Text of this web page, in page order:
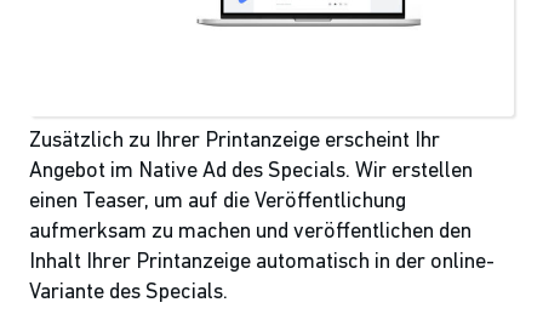
Zusätzlich zu Ihrer Printanzeige erscheint Ihr
Angebot im Native Ad des Specials. Wir erstellen
einen Teaser, um auf die Veröffentlichung
aufmerksam zu machen und veröffentlichen den
Inhalt Ihrer Printanzeige automatisch in der online-
Variante des Specials.